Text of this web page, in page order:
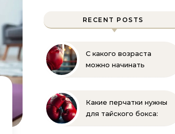
RECENT POSTS
С какого возраста
можно начинать
для родителей
Какие перчатки нужны
для тайского бокса: